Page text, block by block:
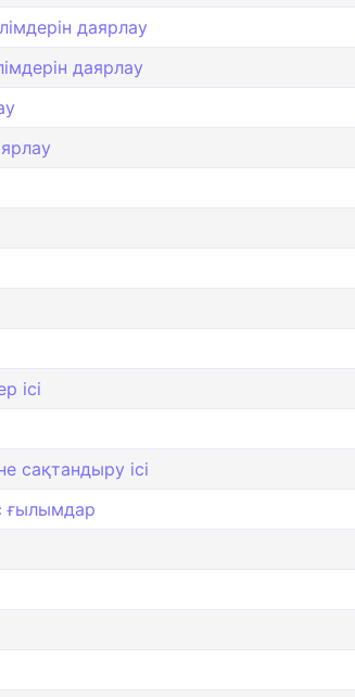
даярлау
даярлау
ісі
сақтандыру ісі
ғылымдар